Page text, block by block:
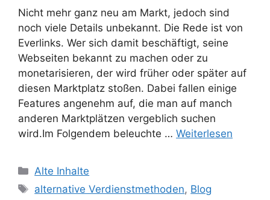
Nicht mehr ganz neu am Markt, jedoch sind
noch viele Details unbekannt. Die Rede ist von
Everlinks. Wer sich damit beschäftigt, seine
Webseiten bekannt zu machen oder zu
monetarisieren, der wird früher oder später auf
diesen Marktplatz stoßen. Dabei fallen einige
Features angenehm auf, die man auf manch
anderen Marktplätzen vergeblich suchen
wird.Im Folgendem beleuchte … Weiterlesen
Kategorien
Alte Inhalte
Schlagwörter
alternative Verdienstmethoden, Blog